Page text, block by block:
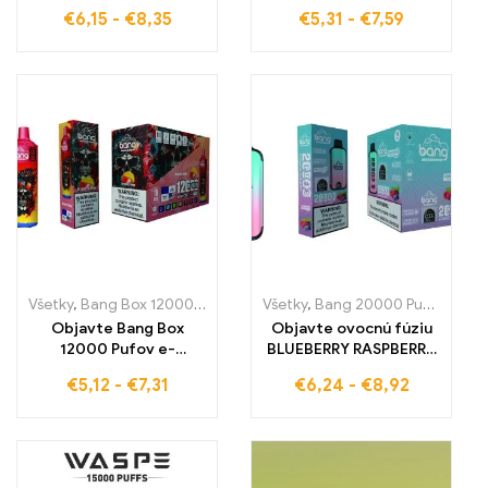
čerešní a chladnej
€6,15 - €8,35
Berry Táto
intenzívny zážitok z
pľúcneho ťahu, ideálne
pre kupujúcich bez cla v
Európe
€5,31 - €7,59
Všetky, Bang Box 12000 Pufov Jednorazové e-cigaretky,
Objavte Bang Box
12000 Pufov e-
vysokokvalitné
príchuťou jahodovo-
mangovej, pre 12000
€5,12 - €7,31
Všetky, Bang 20000 Pufov
Objavte ovocnú fúziu
BLUEBERRY RASPBERRY
jednorazovou
€6,24 - €8,92